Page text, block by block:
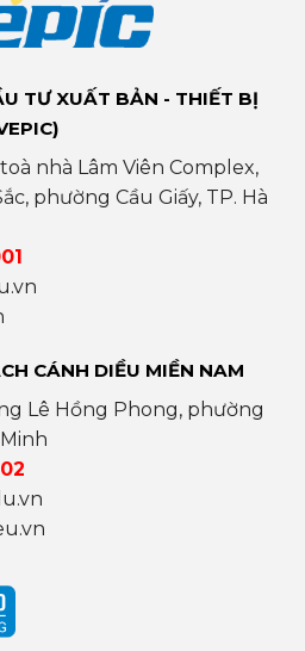
TƯ XUẤT BẢN - THIẾT BỊ
nhà Lâm Viên Complex,
phường Cầu Giấy, TP. Hà
CÁNH DIỀU MIỀN NAM
Lê Hồng Phong, phường